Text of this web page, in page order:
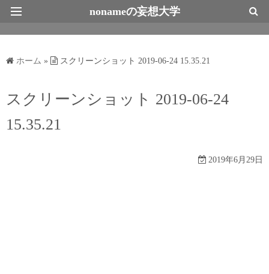
nonameの妄想大学
最新情報トップページ
ホーム » スクリーンショット 2019-06-24 15.35.21
スクリーンショット 2019-06-24
15.35.21
2019年6月29日